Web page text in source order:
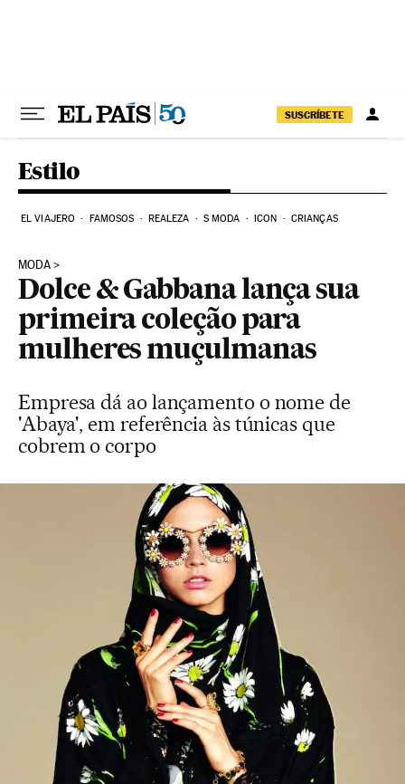
SUSCRÍBETE
Estilo
EL VIAJERO FAMOSOS REALEZA S MODA ICON CRIANÇAS
MODA
Dolce & Gabbana lança sua
primeira coleção para
mulheres muçulmanas
Empresa dá ao lançamento o nome de
'Abaya', em referência às túnicas que
cobrem o corpo